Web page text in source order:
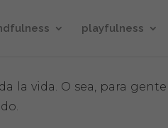
playfulness
la vida. O sea, para